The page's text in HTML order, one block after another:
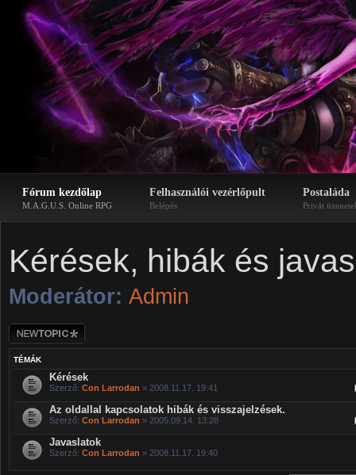
Fórum kezdőlap
M.A.G.U.S. Online RPG
Felhasználói vezérlőpult
Belépés
Postaláda
Privát
Kérések, hibák és
Moderátor: Admin
Új téma nyitása
TÉMÁK
Kérések
Szerző: Con Larrodan » 2008.11.17. 19:41
Az oldallal kapcsolatok hibák és visszajelzések.
Szerző: Con Larrodan » 2005.09.14. 13:28
Javaslatok
Szerző: Con Larrodan » 2008.11.17. 19:40